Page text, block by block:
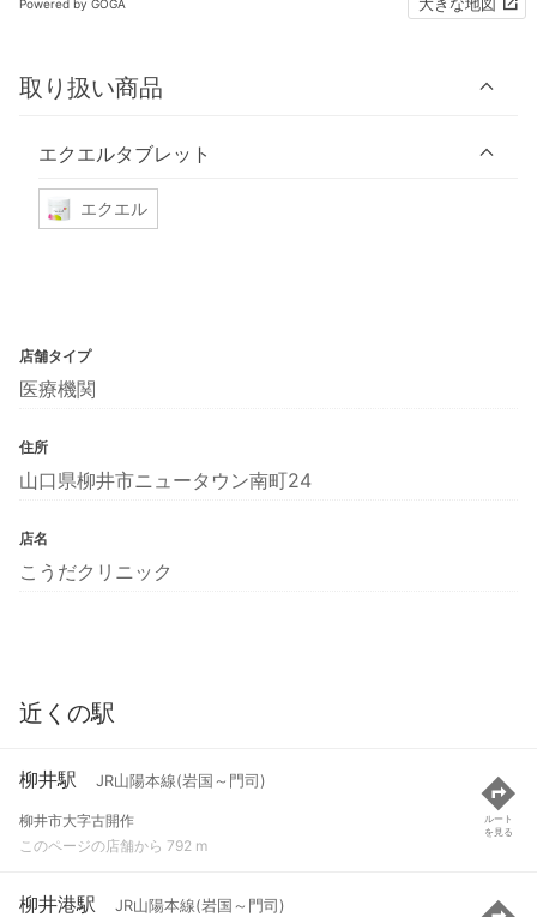
Powered by GOGA 大きな地図
取り扱い商品
エクエルタブレット
エクエル
店舗タイプ
医療機関
住所
山口県柳井市ニュータウン南町24
店名
こうだクリニック
近くの駅
柳井駅 JR山陽本線(岩国～門司)
柳井市大字古開作
このページの店舗から 792 m
ルート
を見る
柳井港駅 JR山陽本線(岩国～門司)